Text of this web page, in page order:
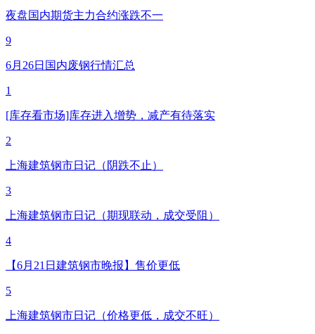
夜盘国内期货主力合约涨跌不一
9
6月26日国内废钢行情汇总
1
[库存看市场]库存进入增势，减产有待落实
2
上海建筑钢市日记（阴跌不止）
3
上海建筑钢市日记（期现联动，成交受阻）
4
【6月21日建筑钢市晚报】售价更低
5
上海建筑钢市日记（价格更低，成交不旺）